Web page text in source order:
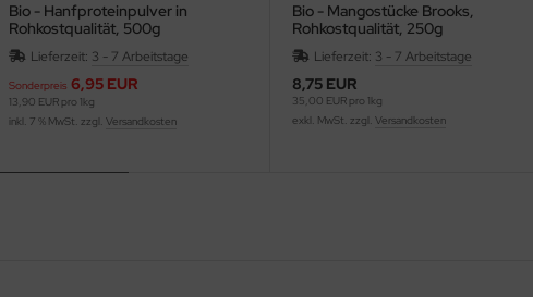
Bio - Hanfproteinpulver in
Rohkostqualität, 500g
Lieferzeit: 3 - 7 Arbeitstage
Sonderpreis 6,95 EUR
13,90 EUR pro 1kg
inkl. 7 % MwSt. zzgl. Versandkosten
Bio - Mangostücke Brooks,
Rohkostqualität, 250g
Lieferzeit: 3 - 7 Arbeitstage
8,75 EUR
35,00 EUR pro 1kg
exkl. MwSt. zzgl.Versandkosten